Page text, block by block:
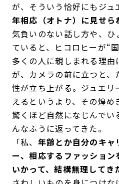
が、そういう恰好にもジュ
年相応（オトナ）に見せ
気負いのない話し方や、
ていると、ヒコロヒーが“
多くの人に親しまれる理
が、カメラの前に立つと
性が立ち上がる。ジュエ
えるというより、その煌
驚くほど自然になじんでい
んなふうに返ってきた。
「私、 年齢とか自分のキャ
ー、相応するファッショ
いかって、結構無理してき